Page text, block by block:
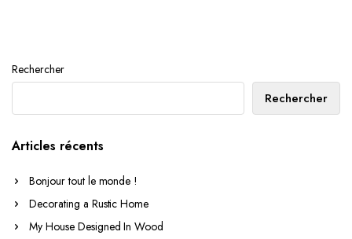
Rechercher
Rechercher
Articles récents
Bonjour tout le monde !
Decorating a Rustic Home
My House Designed In Wood